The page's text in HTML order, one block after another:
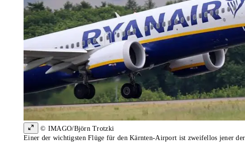
© IMAGO/Björn Trotzki
Einer der wichtigsten Flüge für den Kärnten-Airport ist zweifellos jener